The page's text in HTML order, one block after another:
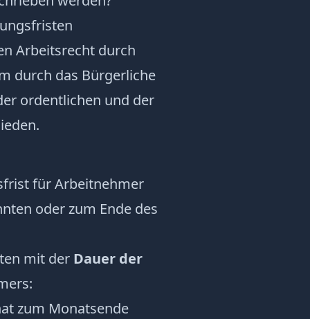
Arbeitsrecht durch
durch das Bürgerliche
ordentlichen und der
für Arbeitnehmer
oder zum Ende des
mit der Dauer der
zum Monatsende